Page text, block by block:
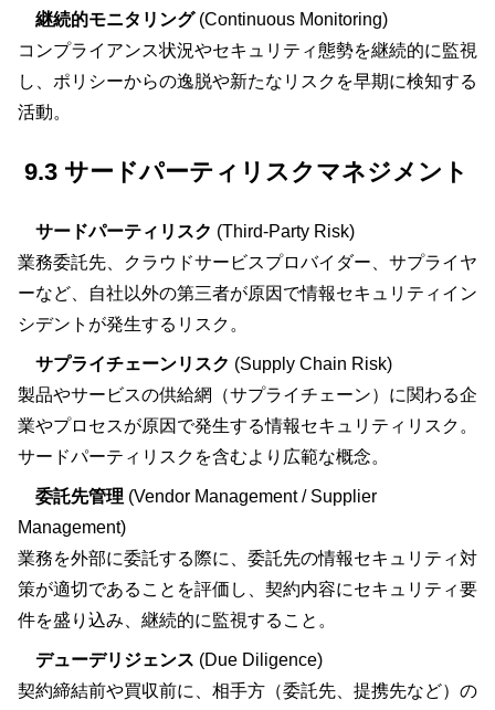
継続的モニタリング (Continuous Monitoring)
コンプライアンス状況やセキュリティ態勢を継続的に監視
し、ポリシーからの逸脱や新たなリスクを早期に検知する
活動。
9.3 サードパーティリスクマネジメント
サードパーティリスク (Third-Party Risk)
業務委託先、クラウドサービスプロバイダー、サプライヤ
ーなど、自社以外の第三者が原因で情報セキュリティイン
シデントが発生するリスク。
サプライチェーンリスク (Supply Chain Risk)
製品やサービスの供給網（サプライチェーン）に関わる企
業やプロセスが原因で発生する情報セキュリティリスク。
サードパーティリスクを含むより広範な概念。
委託先管理 (Vendor Management / Supplier
Management)
業務を外部に委託する際に、委託先の情報セキュリティ対
策が適切であることを評価し、契約内容にセキュリティ要
件を盛り込み、継続的に監視すること。
デューデリジェンス (Due Diligence)
契約締結前や買収前に、相手方（委託先、提携先など）の